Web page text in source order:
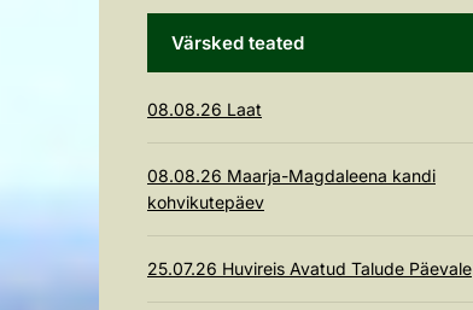
post: magdaleenaselts@gmail.com Tel
Värsked teated
08.08.26 Laat
08.08.26 Maarja-Magdaleena kandi
kohvikutepäev
25.07.26 Huvireis Avatud Talude Päevale